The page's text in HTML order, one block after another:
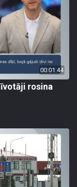
00:01:44
rosina